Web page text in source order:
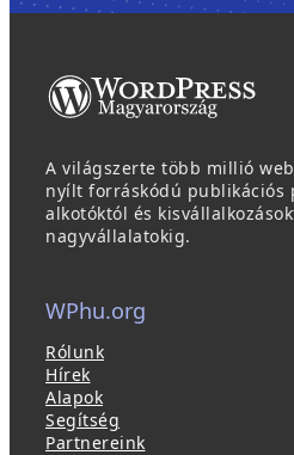
A világszerte több millió
nyílt forráskódú publikációs
alkotóktól és
nagyvállalatokig.
WPhu.org
Rólunk
Hírek
Alapok
Segítség
Partnereink